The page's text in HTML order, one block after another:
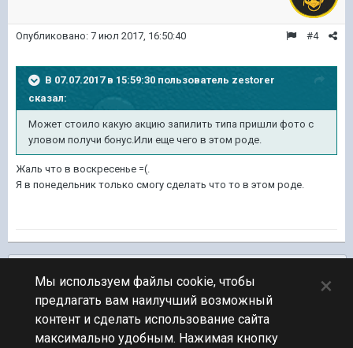
#4
Опубликовано: 7 июл 2017, 16:50:40
В 07.07.2017 в 15:59:30 пользователь zestorer
сказал:
Может стоило какую акцию запилить типа пришли фото с
уловом получи бонус.Или еще чего в этом роде.
Жаль что в воскресенье =(.
Я в понедельник только смогу сделать что то в этом роде.
ПЕРЕЙТИ К СПИСКУ ТЕМ
Флудилка
Мы используем файлы cookie, чтобы
предлагать вам наилучший возможный
контент и сделать использование сайта
максимально удобным. Нажимая кнопку
×